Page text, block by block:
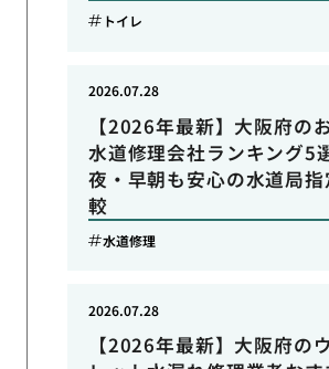
トイレ
【2026年最新】大阪府の
水道修理会社ランキング5
夜・早朝も安心の水道局
較
2026.07.28
水道修理
【2026年最新】大阪府の
2026.07.28